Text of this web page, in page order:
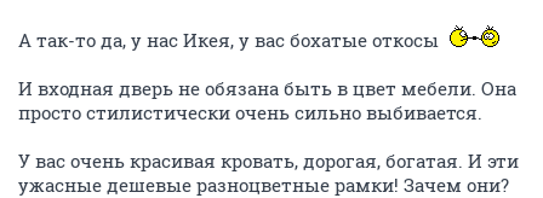
А так-то да, у нас Икея, у вас бохатые откосы
И входная дверь не обязана быть в цвет мебели. Она
просто стилистически очень сильно выбивается.
У вас очень красивая кровать, дорогая, богатая. И эти
ужасные дешевые разноцветные рамки! Зачем они?